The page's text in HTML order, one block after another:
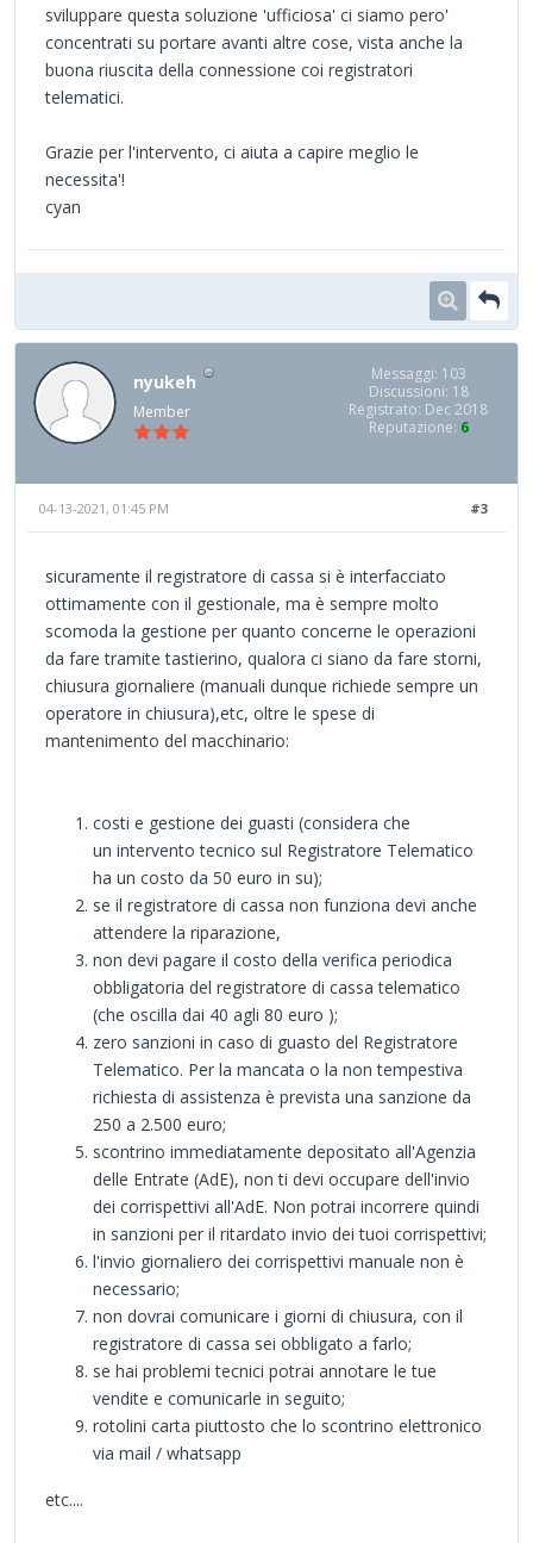
sviluppare questa soluzione 'ufficiosa' ci siamo pero'
concentrati su portare avanti altre cose, vista anche la
buona riuscita della connessione coi registratori
telematici.
Grazie per l'intervento, ci aiuta a capire meglio le
necessita'!
cyan
nyukeh
Member
Messaggi: 103
Discussioni: 18
Registrato: Dec 2018
Reputazione: 6
#3
04-13-2021, 01:45 PM
sicuramente il registratore di cassa si è interfacciato
ottimamente con il gestionale, ma è sempre molto
scomoda la gestione per quanto concerne le operazioni
da fare tramite tastierino, qualora ci siano da fare storni,
chiusura giornaliere (manuali dunque richiede sempre un
operatore in chiusura),etc, oltre le spese di
mantenimento del macchinario:
costi e gestione dei guasti (considera che
un intervento tecnico sul Registratore Telematico
ha un costo da 50 euro in su);
se il registratore di cassa non funziona devi anche
attendere la riparazione,
non devi pagare il costo della verifica periodica
obbligatoria del registratore di cassa telematico
(che oscilla dai 40 agli 80 euro );
zero sanzioni in caso di guasto del Registratore
Telematico. Per la mancata o la non tempestiva
richiesta di assistenza è prevista una sanzione da
250 a 2.500 euro;
scontrino immediatamente depositato all'Agenzia
delle Entrate (AdE), non ti devi occupare dell'invio
dei corrispettivi all'AdE. Non potrai incorrere quindi
in sanzioni per il ritardato invio dei tuoi corrispettivi;
l'invio giornaliero dei corrispettivi manuale non è
necessario;
non dovrai comunicare i giorni di chiusura, con il
registratore di cassa sei obbligato a farlo;
se hai problemi tecnici potrai annotare le tue
vendite e comunicarle in seguito;
rotolini carta piuttosto che lo scontrino elettronico
via mail / whatsapp
etc....